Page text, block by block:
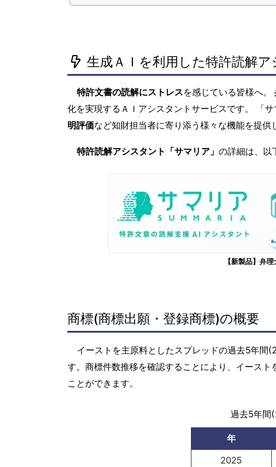
生成ＡＩを利用した特許読解ア
特許文書の読解にストレスを感じている皆様へ。
化を実現するＡＩアシスタントサービスです。 「サ
明評価など知財担当者に寄り添う様々な機能を提供
特許読解アシスタント「サマリア」 の詳細は、以
【新製品】弁
商標(商標出願・登録商標)の概要
イーストを主原料としたスプレッドの過去5年
す。商標件数推移を確認することにより、イース
ことができます。
過去5年間
年
2025